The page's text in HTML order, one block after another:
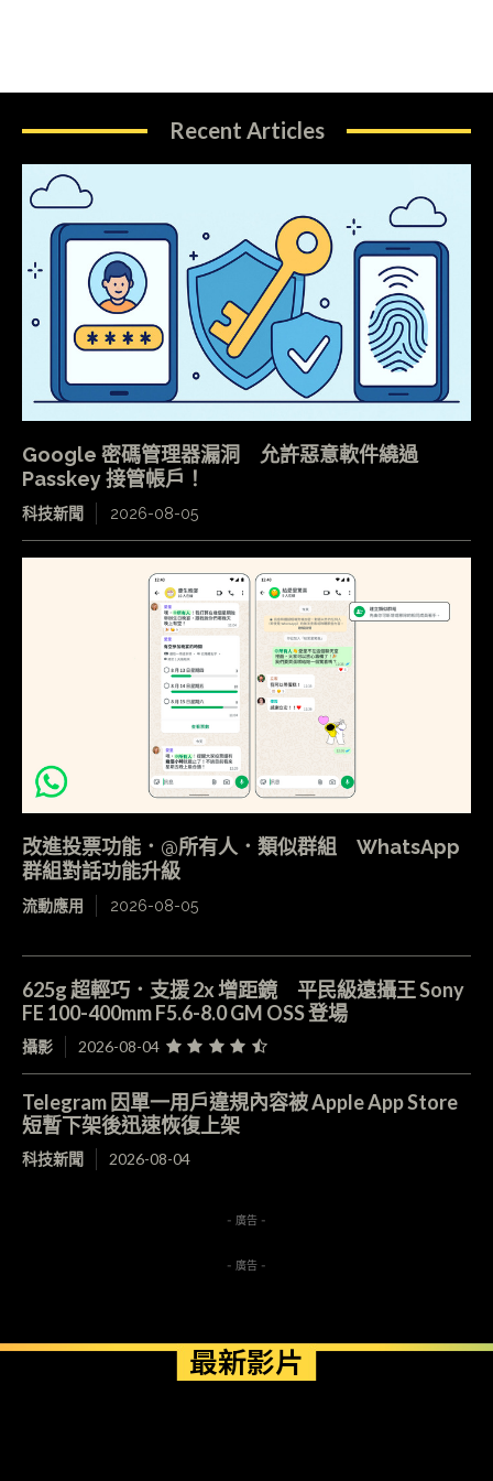
Recent Articles
Google 密碼管理器漏洞 允許惡意軟件繞過
Passkey 接管帳戶！
科技新聞 2026-08-05
改進投票功能．@所有人．類似群組 WhatsApp
群組對話功能升級
流動應用 2026-08-05
625g 超輕巧．支援 2x 增距鏡 平民級遠攝王 Sony
FE 100-400mm F5.6-8.0 GM OSS 登場
攝影 2026-08-04
Telegram 因單一用戶違規內容被 Apple App Store
短暫下架後迅速恢復上架
科技新聞 2026-08-04
- 廣告 -
- 廣告 -
最新影片